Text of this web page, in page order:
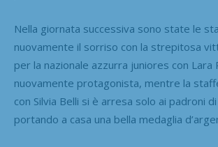
Nella giornata successiva sono state le
nuovamente il sorriso con la strepitosa
per la nazionale azzurra juniores con Lara
nuovamente protagonista, mentre la
con Silvia Belli si è arresa solo ai padroni
portando a casa una bella medaglia